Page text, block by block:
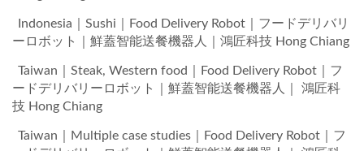
Indonesia｜Sushi｜Food Delivery Robot｜フードデリバリ
ーロボット｜鮮蓋智能送餐機器人｜鴻匠科技 Hong Chiang
Taiwan｜Steak, Western food｜Food Delivery Robot｜フ
ードデリバリーロボット｜鮮蓋智能送餐機器人｜ 鴻匠科
技 Hong Chiang
Taiwan｜Multiple case studies｜Food Delivery Robot｜フ